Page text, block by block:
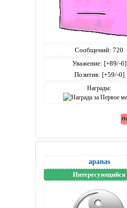
Сообщений: 720
Уважение: [+89/-6]
Позитив: [+59/-0]
Награды:
apanas
Интересующийся